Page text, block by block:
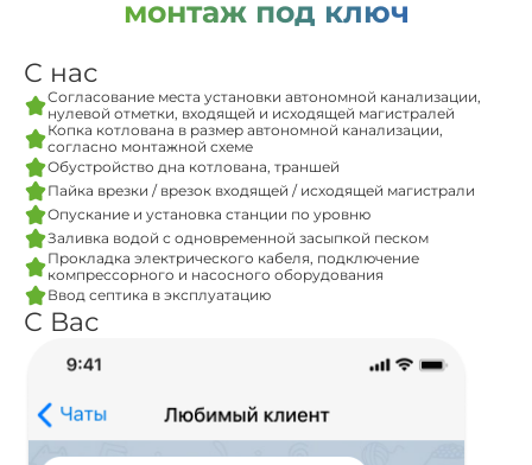
монтаж под ключ
С нас
Согласование места установки автономной канализации,
нулевой отметки, входящей и исходящей магистралей
Копка котлована в размер автономной канализации,
согласно монтажной схеме
Обустройство дна котлована, траншей
Пайка врезки / врезок входящей / исходящей магистрали
Опускание и установка станции по уровню
Заливка водой с одновременной засыпкой песком
Прокладка электрического кабеля, подключение
компрессорного и насосного оборудования
Ввод септика в эксплуатацию
С Вас